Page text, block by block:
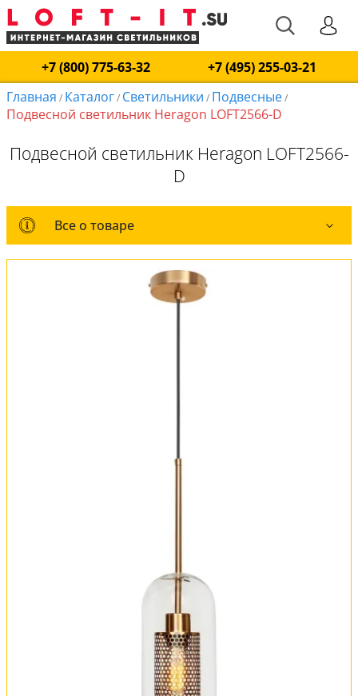
+7 (800) 775-63-32
+7 (495) 255-03-21
Главная / Каталог/ Светильники / Подвесные/
Подвесной светильник Heragon LOFT2566-D
Подвесной светильник Heragon LOFT2566-
D
Все о товаре
Все о товаре
Комплект лампочек